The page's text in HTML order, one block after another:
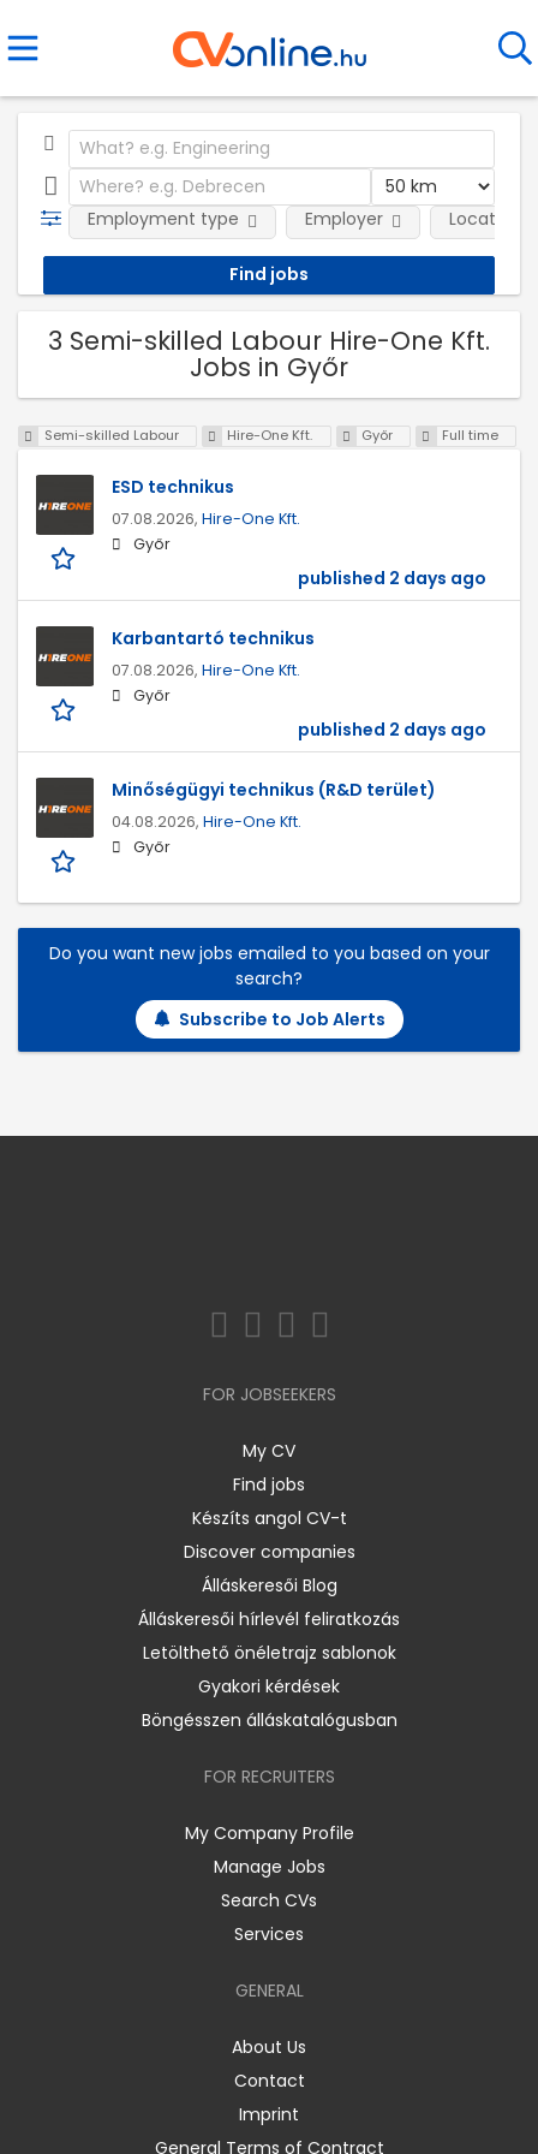
Employment type Employer Location
3 Semi-skilled Labour Hire-One Kft.
Jobs in Győr
Semi-skilled Labour Hire-One Kft. Győr Full time
ESD technikus
07.08.2026, Hire-One Kft.
Győr
published 2 days ago
Karbantartó technikus
07.08.2026, Hire-One Kft.
Győr
published 2 days ago
Minőségügyi technikus (R&D terület)
04.08.2026, Hire-One Kft.
Győr
Do you want new jobs emailed to you based on your
search?
Subscribe to Job Alerts
FOR JOBSEEKERS
My CV
Find jobs
Készíts angol CV-t
Discover companies
Álláskeresői Blog
Álláskeresői hírlevél feliratkozás
Letölthető önéletrajz sablonok
Gyakori kérdések
Böngésszen álláskatalógusban
FOR RECRUITERS
My Company Profile
Manage Jobs
Search CVs
Services
GENERAL
About Us
Contact
Imprint
General Terms of Contract